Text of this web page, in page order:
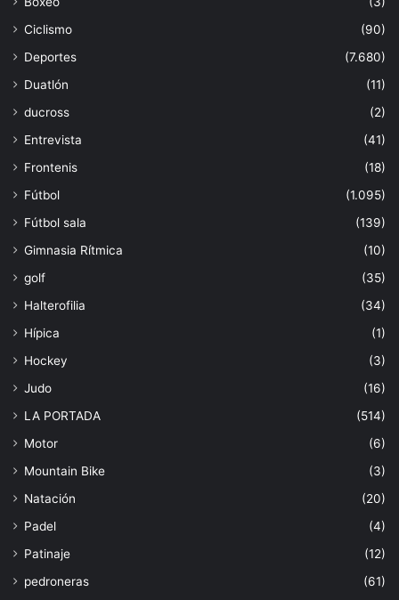
Ciclismo
(90)
Deportes
(7.680)
Duatlón
(11)
ducross
(2)
Entrevista
(41)
Frontenis
(18)
Fútbol
(1.095)
Fútbol sala
(139)
Gimnasia Rítmica
(10)
golf
(35)
Halterofilia
(34)
Hípica
(1)
Hockey
(3)
Judo
(16)
LA PORTADA
(514)
Motor
(6)
Mountain Bike
(3)
Natación
(20)
Padel
(4)
Patinaje
(12)
pedroneras
(61)